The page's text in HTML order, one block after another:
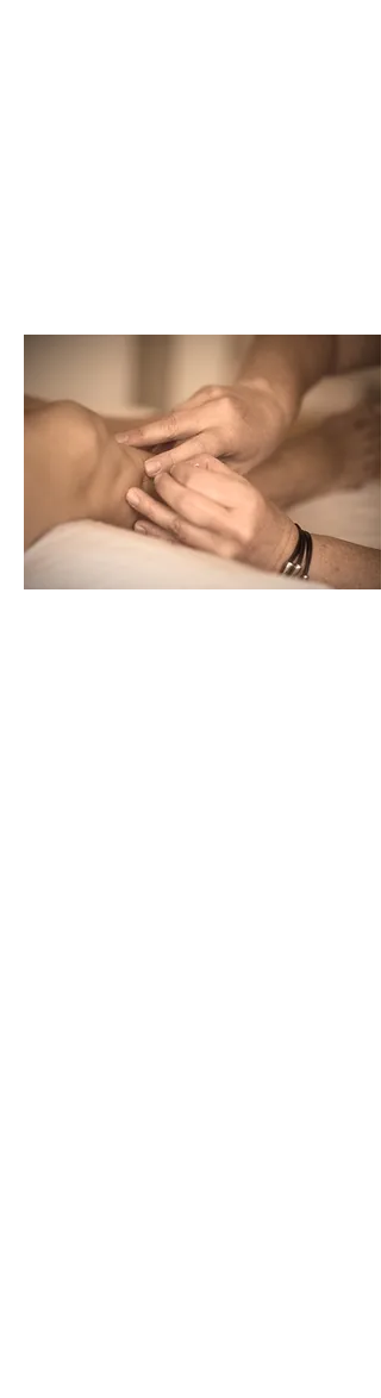
אל מנת להגביר את האפקטיביות ולהאיץ את
ההחלמה שלך,
אני עשויה להשתמש במגוון טכניקות טיפול
אחרות בנוסף לאלו של הרפואה הסינית